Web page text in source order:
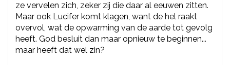
ze vervelen zich, zeker zij die daar al eeuwen zitten.
Maar ook Lucifer komt klagen, want de hel raakt
overvol, wat de opwarming van de aarde tot gevolg
heeft. God besluit dan maar opnieuw te beginnen...
maar heeft dat wel zin?